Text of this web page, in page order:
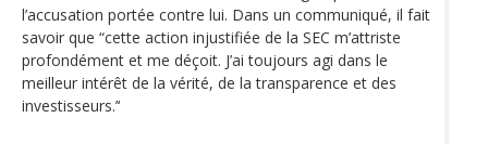
l’accusation portée contre lui. Dans un communiqué, il fait
savoir que “cette action injustifiée de la SEC m’attriste
profondément et me déçoit. J’ai toujours agi dans le
meilleur intérêt de la vérité, de la transparence et des
investisseurs.’‘